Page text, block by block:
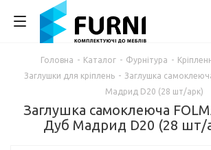
Головна - Каталог - Фурнітура -
Заглушки для кріплень - Заглушка
Мадрид D20 (28 шт/арк)
Заглушка самоклеюча
Дуб Мадрид D20 (28 шт/